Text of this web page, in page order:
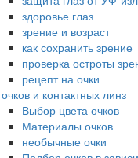
здоровье глаз
зрение и возраст
как сохранить зрение
проверка остроты
рецепт на очки
и контактных линз
Выбор цвета очков
Материалы очков
необычные очки